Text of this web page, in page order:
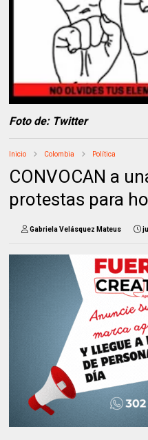
Foto de: Twitter
Inicio Colombia Política
CONVOCAN a
protestas para
Gabriela Velásquez Mateus